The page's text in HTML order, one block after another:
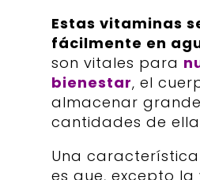
Estas vitaminas
fácilmente en
son vitales para
bienestar, el
almacenar
cantidades de
Una
es que, excepto la